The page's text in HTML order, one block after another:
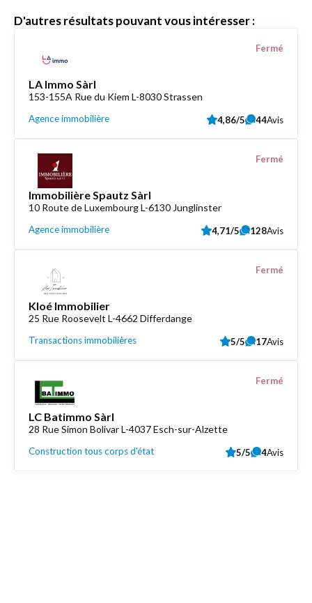
D'autres résultats pouvant vous intéresser :
LA Immo Sàrl
153-155A Rue du Kiem L-8030 Strassen
Agence immobilière
Fermé
4,86/5 44Avis
Immobilière Spautz Sàrl
10 Route de Luxembourg L-6130 Junglinster
Agence immobilière
Fermé
4,71/5 128Avis
Kloé Immobilier
25 Rue Roosevelt L-4662 Differdange
Transactions immobilières
Fermé
5/5 17Avis
LC Batimmo Sàrl
28 Rue Simon Bolivar L-4037 Esch-sur-Alzette
Construction tous corps d'état
Fermé
5/5 4Avis